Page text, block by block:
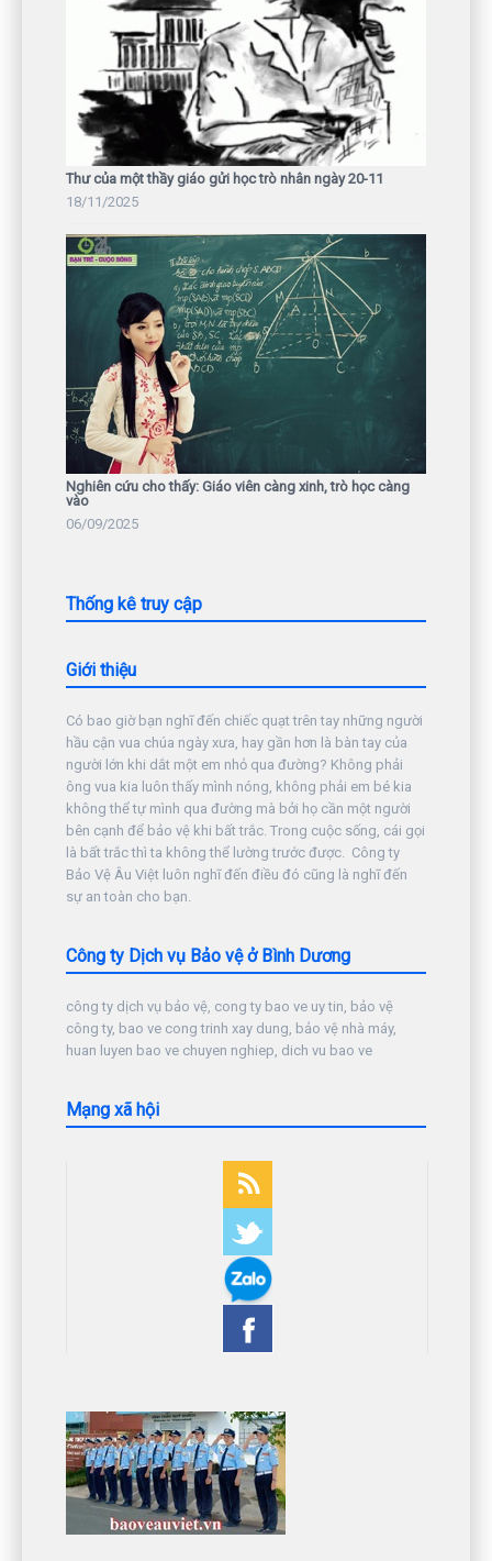
Thư của một thầy giáo gửi học trò nhân ngày 20-11
18/11/2025
Nghiên cứu cho thấy: Giáo viên càng xinh, trò học càng
vào
06/09/2025
Thống kê truy cập
Giới thiệu
Có bao giờ bạn nghĩ đến chiếc quạt trên tay những người
hầu cận vua chúa ngày xưa, hay gần hơn là bàn tay của
người lớn khi dắt một em nhỏ qua đường? Không phải
ông vua kia luôn thấy mình nóng, không phải em bé kia
không thể tự mình qua đường mà bởi họ cần một người
bên cạnh để bảo vệ khi bất trắc. Trong cuộc sống, cái gọi
là bất trắc thì ta không thể lường trước được. Công ty
Bảo Vệ Âu Việt luôn nghĩ đến điều đó cũng là nghĩ đến
sự an toàn cho bạn.
Công ty Dịch vụ Bảo vệ ở Bình Dương
công ty dịch vụ bảo vệ, cong ty bao ve uy tin, bảo vệ
công ty, bao ve cong trinh xay dung, bảo vệ nhà máy,
huan luyen bao ve chuyen nghiep, dich vu bao ve
Mạng xã hội